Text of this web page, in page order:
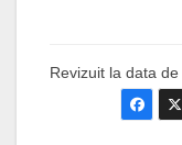
Revizuit la data de